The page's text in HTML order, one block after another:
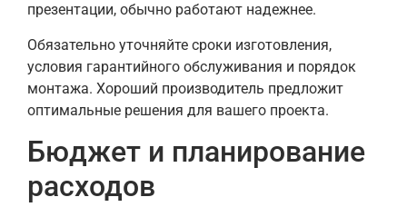
презентации, обычно работают надежнее.
Обязательно уточняйте сроки изготовления,
условия гарантийного обслуживания и порядок
монтажа. Хороший производитель предложит
оптимальные решения для вашего проекта.
Бюджет и планирование
расходов